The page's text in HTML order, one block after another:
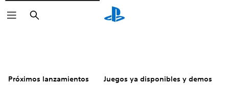
Buscar
Próximos lanzamientos Juegos ya disponibles y demos